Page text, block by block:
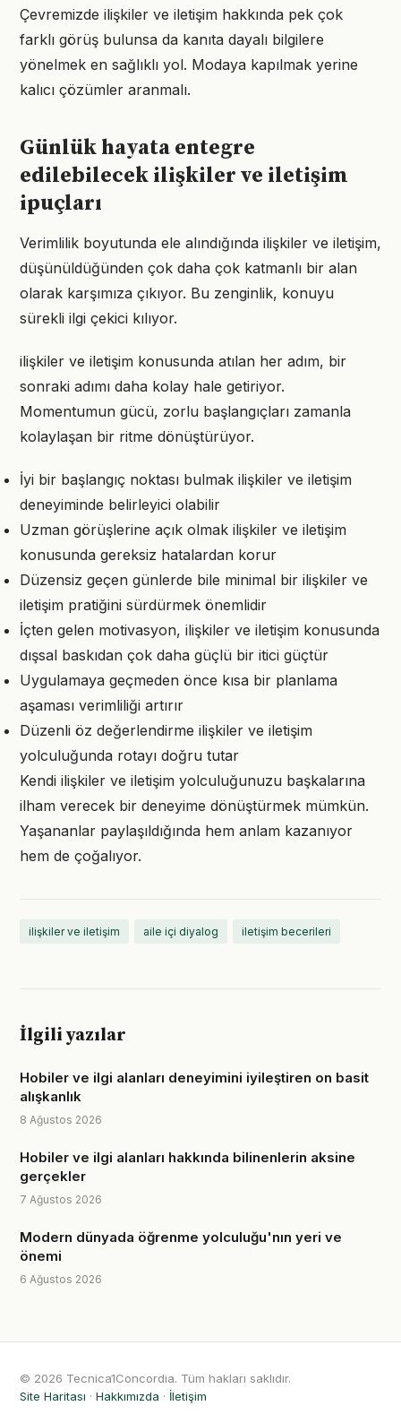
Çevremizde ilişkiler ve iletişim hakkında pek çok
farklı görüş bulunsa da kanıta dayalı bilgilere
yönelmek en sağlıklı yol. Modaya kapılmak yerine
kalıcı çözümler aranmalı.
Günlük hayata entegre
edilebilecek ilişkiler ve iletişim
ipuçları
Verimlilik boyutunda ele alındığında ilişkiler ve iletişim,
düşünüldüğünden çok daha çok katmanlı bir alan
olarak karşımıza çıkıyor. Bu zenginlik, konuyu
sürekli ilgi çekici kılıyor.
ilişkiler ve iletişim konusunda atılan her adım, bir
sonraki adımı daha kolay hale getiriyor.
Momentumun gücü, zorlu başlangıçları zamanla
kolaylaşan bir ritme dönüştürüyor.
İyi bir başlangıç noktası bulmak ilişkiler ve iletişim
deneyiminde belirleyici olabilir
Uzman görüşlerine açık olmak ilişkiler ve iletişim
konusunda gereksiz hatalardan korur
Düzensiz geçen günlerde bile minimal bir ilişkiler ve
iletişim pratiğini sürdürmek önemlidir
İçten gelen motivasyon, ilişkiler ve iletişim konusunda
dışsal baskıdan çok daha güçlü bir itici güçtür
Uygulamaya geçmeden önce kısa bir planlama
aşaması verimliliği artırır
Düzenli öz değerlendirme ilişkiler ve iletişim
yolculuğunda rotayı doğru tutar
Kendi ilişkiler ve iletişim yolculuğunuzu başkalarına
ilham verecek bir deneyime dönüştürmek mümkün.
Yaşananlar paylaşıldığında hem anlam kazanıyor
hem de çoğalıyor.
ilişkiler ve iletişim aile içi diyalog iletişim becerileri
İlgili yazılar
Hobiler ve ilgi alanları deneyimini iyileştiren on basit
alışkanlık
8 Ağustos 2026
Hobiler ve ilgi alanları hakkında bilinenlerin aksine
gerçekler
7 Ağustos 2026
Modern dünyada öğrenme yolculuğu'nın yeri ve
önemi
6 Ağustos 2026
© 2026 Tecnica1Concordia. Tüm hakları saklıdır.
Site Haritası · Hakkımızda · İletişim